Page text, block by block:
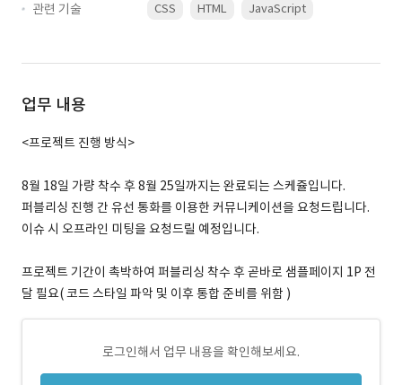
관련 기술
CSS HTML JavaScript
업무 내용
<프로젝트 진행 방식>
8월 18일 가량 착수 후 8월 25일까지는 완료되는 스케쥴입니다.
퍼블리싱 진행 간 유선 통화를 이용한 커뮤니케이션을 요청드립니다.
이슈 시 오프라인 미팅을 요청드릴 예정입니다.
프로젝트 기간이 촉박하여 퍼블리싱 착수 후 곧바로 샘플페이지 1P 전
달 필요( 코드 스타일 파악 및 이후 통합 준비를 위함 )
로그인해서 업무 내용을 확인해보세요.